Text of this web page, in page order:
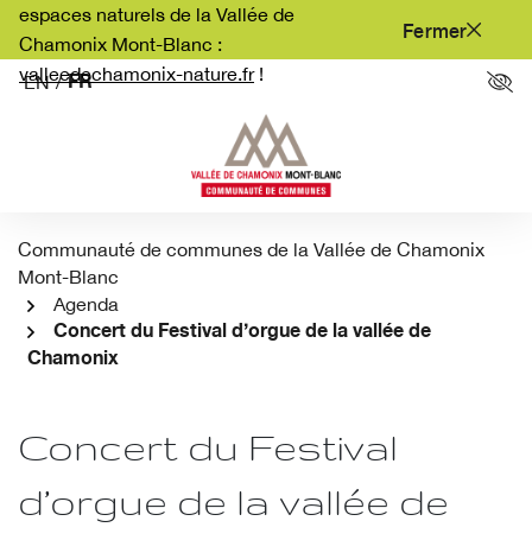
Aller
au
contenu
espaces naturels de la Vallée de
Chamonix Mont-Blanc :
valleedechamonix-nature.fr!
Fermer
EN / FR
Communauté de communes de la Vallée de Chamonix
Mont-Blanc
Agenda
Concert du Festival d’orgue de la vallée de
Chamonix
Concert du Festival
d’orgue de la vallée de